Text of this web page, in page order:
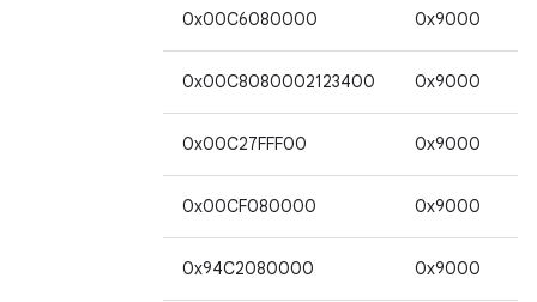
0x00C6080000 0x9000
0x00C8080002123400 0x9000
0x00C27FFF00 0x9000
0x00CF080000 0x9000
0x94C2080000 0x9000